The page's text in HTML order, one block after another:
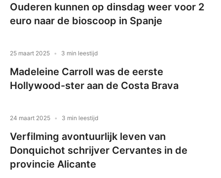
Ouderen kunnen op dinsdag weer voor 2
euro naar de bioscoop in Spanje
25 maart 2025 3 min leestijd
Madeleine Carroll was de eerste
Hollywood-ster aan de Costa Brava
24 maart 2025 3 min leestijd
Verfilming avontuurlijk leven van
Donquichot schrijver Cervantes in de
provincie Alicante